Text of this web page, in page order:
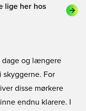
lige her hos
dage og længere
For
disse mørkere
endnu klarere. I